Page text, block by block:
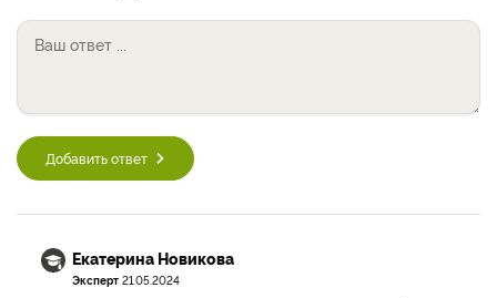
Добавить ответ
Екатерина Новикова
Эксперт 21.05.2024